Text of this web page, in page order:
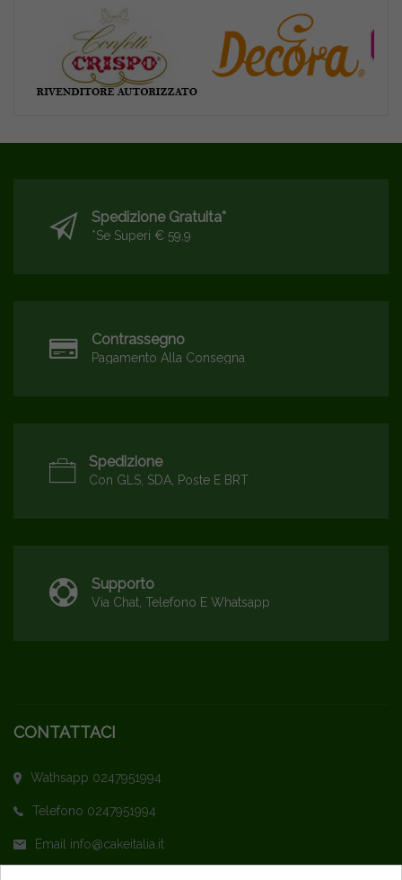
Spedizione Gratuita*
*se Superi € 59,9
Contrassegno
Pagamento Alla Consegna
Spedizione
Con GLS, SDA, Poste E BRT
Supporto
Via Chat, Telefono E Whatsapp
CONTATTACI
Wathsapp 0247951994
Telefono 0247951994
Email info@cakeitalia.it